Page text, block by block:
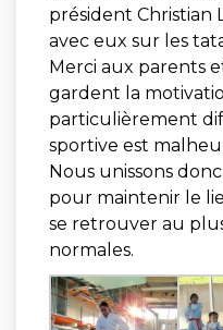
président Christian
avec eux sur les
Merci aux parents
gardent la
particulièrement
sportive est
Nous unissons
pour maintenir le
se retrouver au
normales.